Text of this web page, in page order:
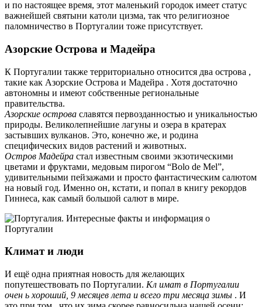
и по настоящее время, этот маленький городок имеет статус
важнейшей святыни католи цизма, так что религиозное
паломничество в Португалии тоже присутствует.
Азорские Острова и Мадейра
К Португалии также территориально относится два острова ,
такие как Азорские Острова и Мадейра . Хотя достаточно
автономны и имеют собственные региональные
правительства.
Азорские острова славятся первозданностью и уникальностью
природы. Великолепнейшие лагуны и озера в кратерах
застывших вулканов. Это, конечно же, и родина
специфических видов растений и животных.
Остров Мадейра стал известным своими экзотическими
цветами и фруктами, медовым пирогом “Bolo de Mel”,
удивительными пейзажами и просто фантастическим салютом
на новый год. Именно он, кстати, и попал в книгу рекордов
Гиннеса, как самый большой салют в мире.
Климат и люди
И ещё одна приятная новость для желающих
попутешествовать по Португалии. Кл имат в Португалии
очен ь хороший, 9 месяцев лета и всего три месяца зимы . И